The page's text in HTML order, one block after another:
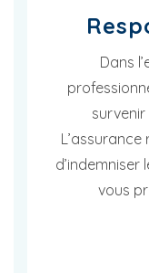
Dans
d’indemniser
vous